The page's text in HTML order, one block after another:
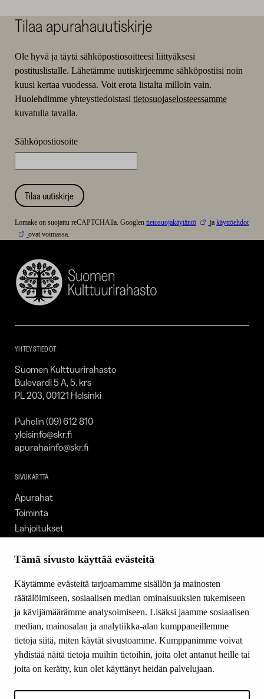
Tämä sivusto käyttää evästeitä
Käytämme evästeitä tarjoamamme sisällön ja mainosten
räätälöimiseen, sosiaalisen median ominaisuuksien tukemiseen
ja kävijämäärämme analysoimiseen. Lisäksi jaamme sosiaalisen
median, mainosalan ja analytiikka-alan kumppaneillemme
tietoja siitä, miten käytät sivustoamme. Kumppanimme voivat
yhdistää näitä tietoja muihin tietoihin, joita olet antanut heille tai
joita on kerätty, kun olet käyttänyt heidän palvelujaan.
Tilaa apurahauutiskirje
Ole hyvä ja täytä sähköpostiosoitteesi liittyäksesi
postituslistalle. Lähetämme uutiskirjeemme sähköpostiisi noin
kuusi kertaa vuodessa. Voit erota listalta milloin vain.
Huolehdimme yhteystiedoistasi tietosuojaselosteessamme
kuvatulla tavalla.
Sähköpostiosoite
Tilaa uutiskirje
Lomake on suojattu reCAPTCHAlla. Googlen tietosuojakäytäntö jakäyttöehdot
ovat voimassa.
Suomen
Kulttuurirahasto
YHTEYSTIEDOT
Suomen Kulttuurirahasto
Bulevardi 5 A, 5. krs
PL 203, 00121 Helsinki
Puhelin (09) 612 810
yleisinfo@skr.fi
apurahainfo@skr.fi
SIVUKARTTA
Apurahat
Toiminta
Lahjoitukset
Ajankohtaista
Yhteystiedot
SEURAA MEITÄ
Facebook
Instagram
LinkedIn